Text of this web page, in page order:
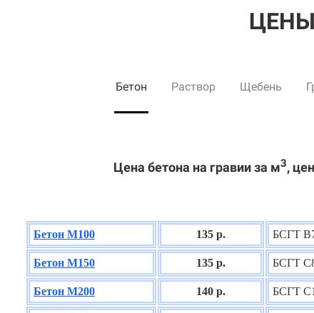
Бетон Раствор Щебень
Цена бетона на гравии за м3,
Бетон М100 135 р. БСГТ
Бетон М150 135 р. БСГТ
Бетон М200 140 р. БСГТ